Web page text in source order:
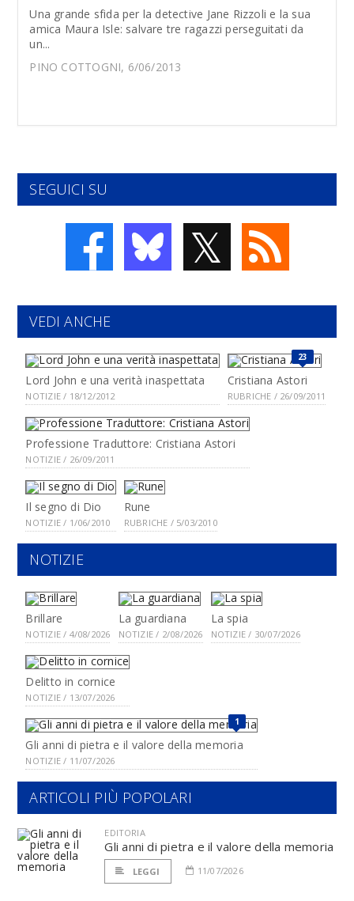
Una grande sfida per la detective Jane Rizzoli e la sua
amica Maura Isle: salvare tre ragazzi perseguitati da
un...
PINO COTTOGNI, 6/06/2013
SEGUICI SU
𝕏
VEDI ANCHE
Lord John e una verità inaspettata
NOTIZIE / 18/12/2012
23
Cristiana Astori
RUBRICHE / 26/09/2011
Professione Traduttore: Cristiana Astori
NOTIZIE / 26/09/2011
Il segno di Dio
NOTIZIE / 1/06/2010
Rune
RUBRICHE / 5/03/2010
NOTIZIE
Brillare
NOTIZIE / 4/08/2026
La guardiana
NOTIZIE / 2/08/2026
La spia
NOTIZIE / 30/07/2026
Delitto in cornice
NOTIZIE / 13/07/2026
1
Gli anni di pietra e il valore della memoria
NOTIZIE / 11/07/2026
ARTICOLI PIÙ POPOLARI
EDITORIA
Gli anni di pietra e il valore della memoria
LEGGI 11/07/2026